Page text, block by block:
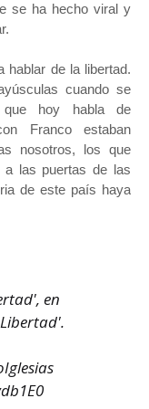
se ha hecho viral y
hablar de la libertad.
cuando se
hoy habla de
Franco estaban
nosotros, los que
a las puertas de las
de este país haya
en